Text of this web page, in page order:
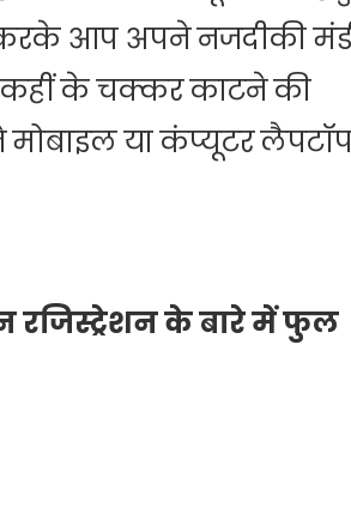
आप अपने नजदीकी
के चक्कर काटने की
या कंप्यूटर
रजिस्ट्रेशन के बारे में फुल